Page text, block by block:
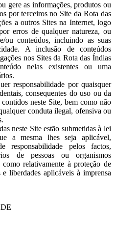
gere as informações, produtos ou
por terceiros no Site da Rota das
a outros Sites na Internet, logo
erros de qualquer natureza, ou
ou conteúdos, incluindo as suas
A inclusão de conteúdos
nos Sites da Rota das Índias
nelas existentes ou uma
responsabilidade por quaisquer
consequentes do uso ou da
neste Site, bem como não
conduta ilegal, ofensiva ou
neste Site estão submetidas à lei
a mesma lhes seja aplicável,
responsabilidade pelos factos,
de pessoas ou organismos
relativamente à proteção de
liberdades aplicáveis à imprensa